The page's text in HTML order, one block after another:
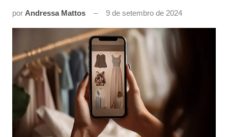
por Andressa Mattos 9 de setembro de 2024